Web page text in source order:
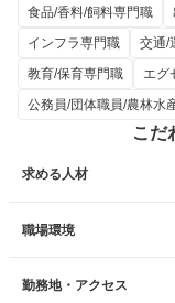
食品/香料/飼料専門職
インフラ専門職
交通/
教育/保育専門職
エグ
公務員/団体職員/農林水
こだ
求める人材
職場環境
勤務地・アクセス